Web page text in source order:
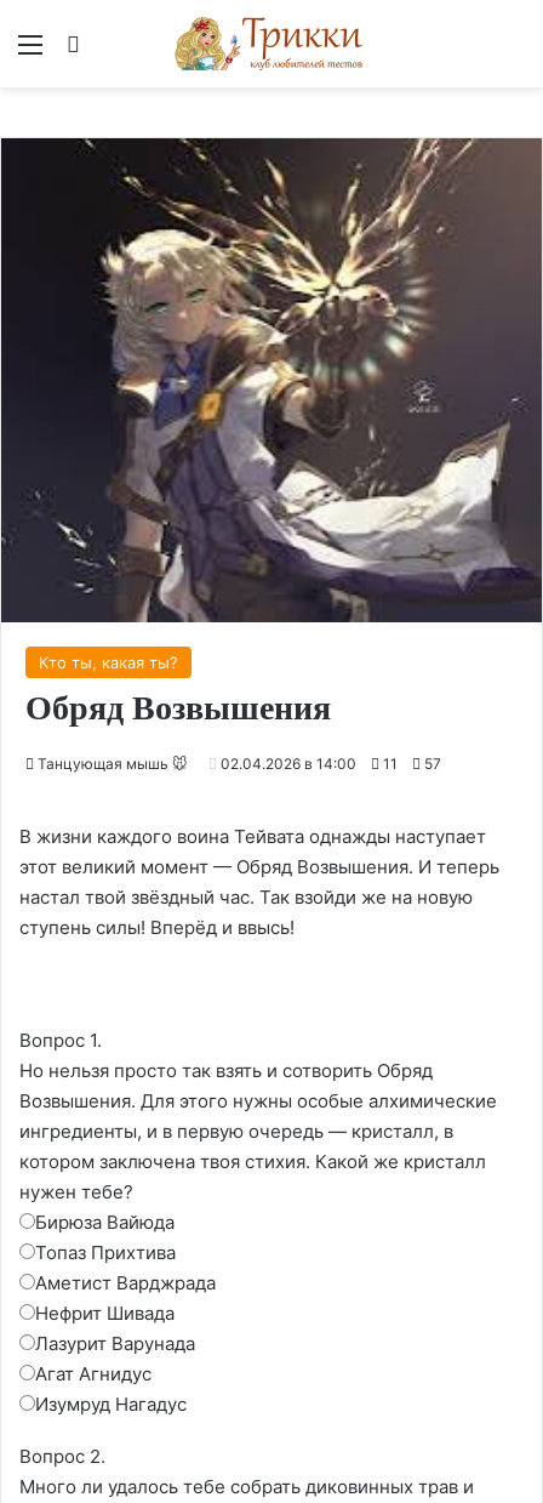
Меню
Кто ты, какая ты?
Обряд Возвышения
Танцующая мышь 🐭 02.04.2026 в 14:00 11 57
В жизни каждого воина Тейвата однажды наступает
этот великий момент — Обряд Возвышения. И теперь
настал твой звёздный час. Так взойди же на новую
ступень силы! Вперёд и ввысь!
Вопрос 1.
Но нельзя просто так взять и сотворить Обряд
Возвышения. Для этого нужны особые алхимические
ингредиенты, и в первую очередь — кристалл, в
котором заключена твоя стихия. Какой же кристалл
нужен тебе?
Бирюза Вайюда
Топаз Прихтива
Аметист Варджрада
Нефрит Шивада
Лазурит Варунада
Агат Агнидус
Изумруд Нагадус
Вопрос 2.
Много ли удалось тебе собрать диковинных трав и